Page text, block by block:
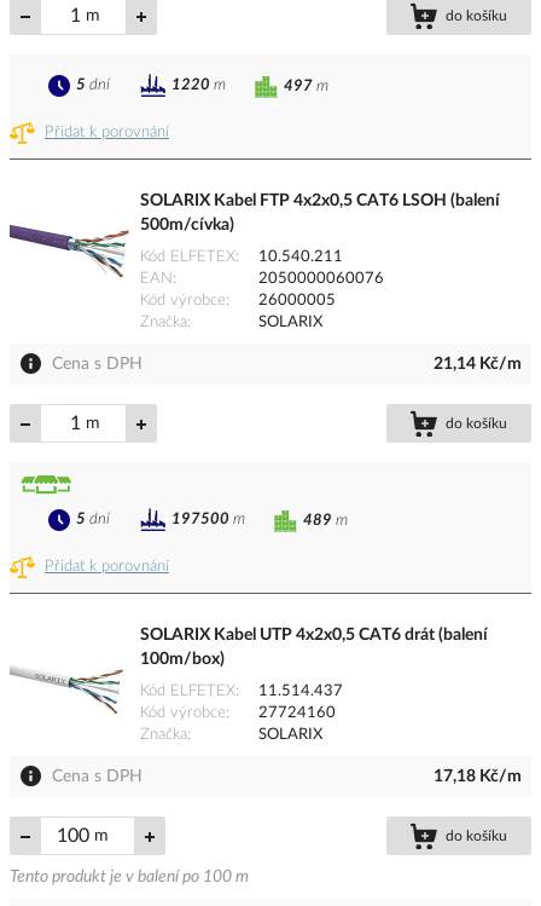
m do košíku
Přidat k porovnání
497 m
5 dní 1220 m
SOLARIX Kabel FTP 4x2x0,5 CAT6 LSOH (balení
500m/cívka)
Kód ELFETEX
10.540.211
EAN
2050000060076
Kód výrobce
26000005
Značka
SOLARIX
Cena s DPH 21,14 Kč/m
m do košíku
Přidat k porovnání
489 m
5 dní 197500 m
SOLARIX Kabel UTP 4x2x0,5 CAT6 drát (balení
100m/box)
Kód ELFETEX
11.514.437
Kód výrobce
27724160
Značka
SOLARIX
Cena s DPH 17,18 Kč/m
m do košíku
Tento produkt je v balení po 100 m